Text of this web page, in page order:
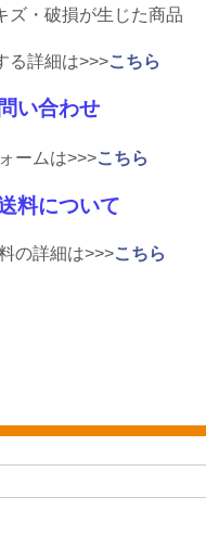
ズ・破損が生じた商品
る詳細は>>>こちら
い合わせ
ームは>>>こちら
料について
の詳細は>>>こちら